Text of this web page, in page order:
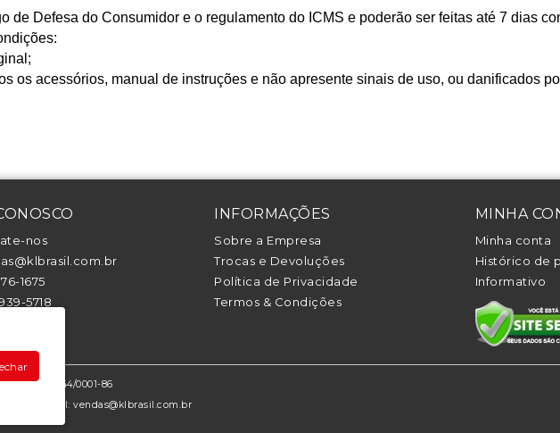
de Defesa do Consumidor e o regulamento do ICMS e poderão ser feitas até 7 dias
os acessórios, manual de instruções e não apresente sinais de uso, ou danificados
nos
1675
5718
INFORMAÇÕES
Sobre a Empresa
Trocas e Devoluções
Política de Privacidade
Termos & Condições
MINHA
Minha conta
Histórico de
Informativo
26.639.144/0001-86
050 - Email: vendas@klbrasil.com.br